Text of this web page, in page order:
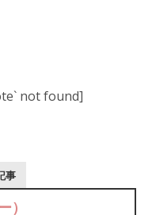
not found]
事
）